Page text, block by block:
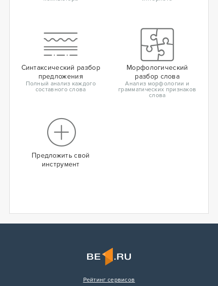
Синтаксический разбор
предложения
Полный анализ каждого
составного слова
Морфологический
разбор слова
Анализ морфологии и
грамматических признаков
слова
Предложить свой
инструмент
Рейтинг сервисов